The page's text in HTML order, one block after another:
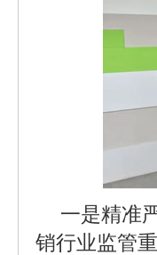
一是精准
销行业监管